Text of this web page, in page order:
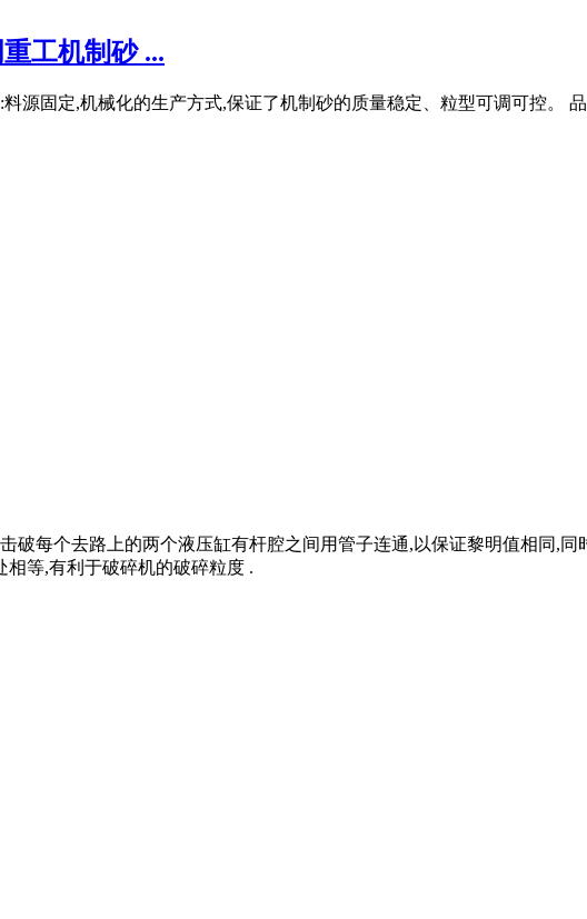
工机制砂 ...
源固定,机械化的生产方式,保证了机制砂的质量稳定、粒型可调可控。
破每个去路上的两个液压缸有杆腔之间用管子连通,以保证黎明值相同,
等,有利于破碎机的破碎粒度 .